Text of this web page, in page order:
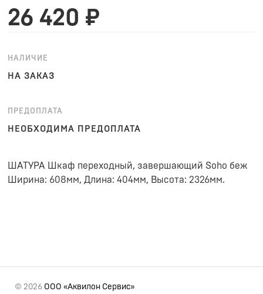
26 420 ₽
НАЛИЧИЕ
НА ЗАКАЗ
ПРЕДОПЛАТА
НЕОБХОДИМА ПРЕДОПЛАТА
ШАТУРА Шкаф переходный, завершающий Soho беж
Ширина: 608мм, Длина: 404мм, Высота: 2326мм.
© 2026 ООО «Аквилон Сервис»